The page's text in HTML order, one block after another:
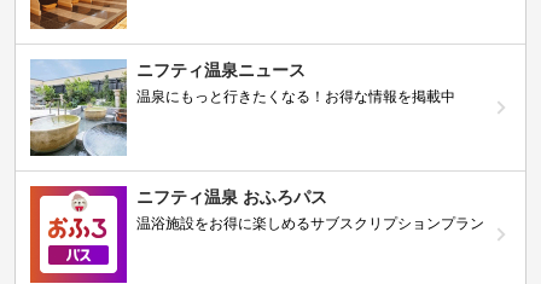
ニフティ温泉ニュース
温泉にもっと行きたくなる！お得な情報を掲載中
ニフティ温泉 おふろパス
温浴施設をお得に楽しめるサブスクリプションプラン